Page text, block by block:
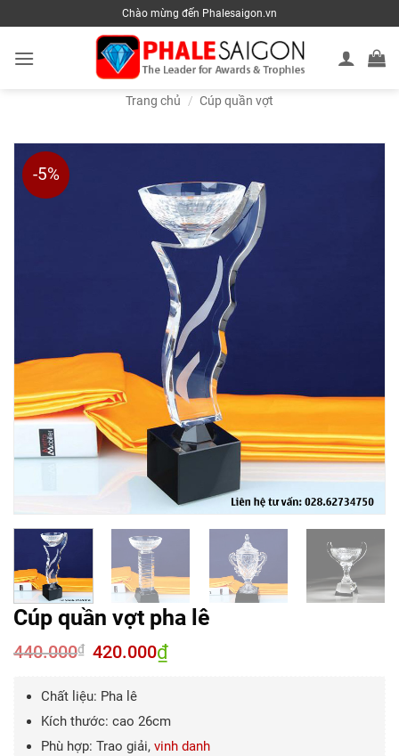
to
content
Chào mừng đến Phalesaigon.vn
Trang chủ / Cúp quần vợt
-5%
Cúp quần vợt pha lê
440.000₫
Giá
gốc
420.000₫Giá
Chất liệu: Pha lê
Kích thước: cao 26cm
Phù hợp: Trao giải, vinh danh